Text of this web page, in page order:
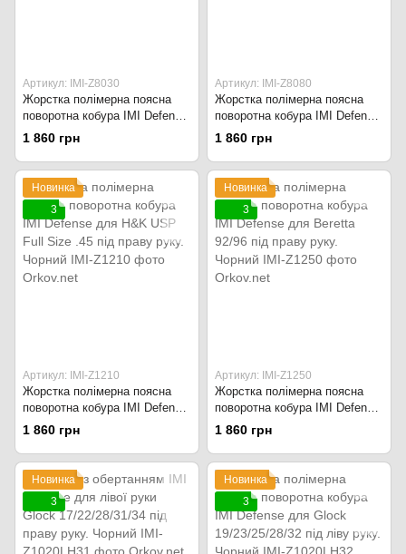
Артикул: IMI-Z8030
Жорстка полімерна поясна
поворотна кобура IMI Defense
SG2 для Sig Sauer під праву
руку. Чорний
1 860 грн
Артикул: IMI-Z8080
Жорстка полімерна поясна
поворотна кобура IMI Defense
для 1911 .45 ACP під праву
руку. Чорний
1 860 грн
Новинка
3
Артикул: IMI-Z1210
Жорстка полімерна поясна
поворотна кобура IMI Defense
для H&K USP Full Size .45 під
праву руку. Чорний
1 860 грн
Новинка
3
Артикул: IMI-Z1250
Жорстка полімерна поясна
поворотна кобура IMI Defense
для Beretta 92/96 під праву
руку. Чорний
1 860 грн
Новинка
3
Новинка
3